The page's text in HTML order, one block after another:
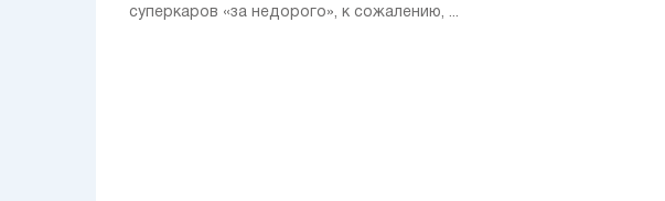
суперкаров «за недорого», к сожалению, ...